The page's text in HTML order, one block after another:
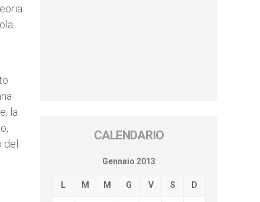
la
CALENDARIO
Gennaio 2013
L M M G V S D